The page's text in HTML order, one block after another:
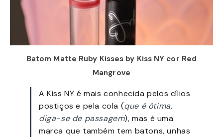
Batom Matte Ruby Kisses by Kiss NY cor Red
Mangrove
A Kiss NY é mais conhecida pelos cílios
postiços e pela cola (que é ótima,
diga-se de passagem), mas é uma
marca que também tem batons, unhas